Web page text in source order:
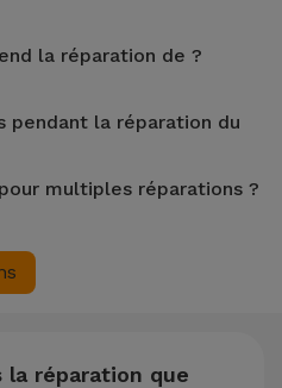
le plus proche.
la réparation de ?
20 à 30 minutes.
pendant la réparation du
faire une sauvegarde. La page
multiples réparations ?
Si votre nécessite deux ou
réalisées simultanément,
la réparation que